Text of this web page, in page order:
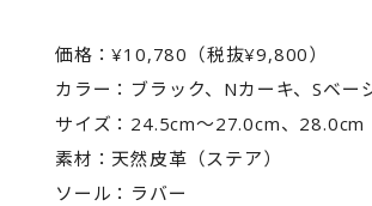
価格：¥10,780（税抜¥9,800）
カラー：ブラック、Nカーキ、Sベー
サイズ：24.5cm～27.0cm、28.0cm
素材：天然皮革（ステア）
ソール：ラバー